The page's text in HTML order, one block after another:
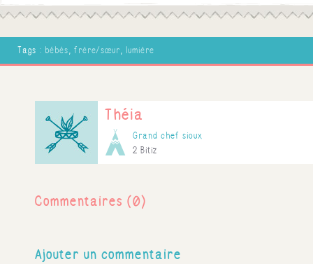
Tags : bébés, frère/sœur, lumière
Théia
Grand chef sioux
2 Bitiz
Commentaires (0)
Ajouter un commentaire